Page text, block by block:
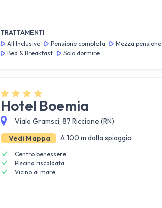
TRATTAMENTI
All Inclusive
Pensione completa
Mezza pensione
Bed & Breakfast
Solo dormire
Hotel Boemia
Viale Gramsci, 87 Riccione (RN)
Vedi Mappa
A 100 m dalla spiaggia
Centro benessere
Piscina riscaldata
Vicino al mare